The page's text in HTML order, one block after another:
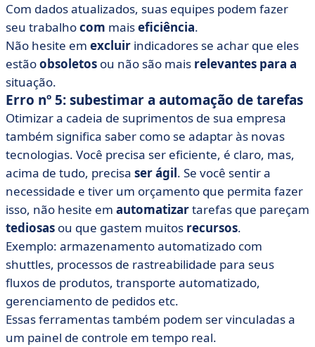
Com dados atualizados, suas equipes podem fazer
seu trabalhocom maiseficiência.
Não hesite em excluir indicadores se achar que eles
estãoobsoletos ou não são mais relevantes para a
situação.
Erro nº 5: subestimar a automação de tarefas
Otimizar a cadeia de suprimentos de sua empresa
também significa saber como se adaptar às novas
tecnologias. Você precisa ser eficiente, é claro, mas,
acima de tudo, precisa ser ágil. Se você sentir a
necessidade e tiver um orçamento que permita fazer
isso, não hesite em automatizartarefas que pareçam
tediosas ou que gastem muitos recursos.
Exemplo: armazenamento automatizado com
shuttles, processos de rastreabilidade para seus
fluxos de produtos, transporte automatizado,
gerenciamento de pedidos etc.
Essas ferramentas também podem ser vinculadas a
um painel de controle em tempo real.